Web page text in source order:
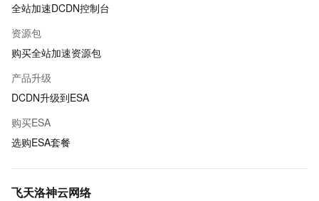
全站加速DCDN控制台
资源包
购买全站加速资源包
产品升级
DCDN升级到ESA
购买ESA
选购ESA套餐
飞天洛神云网络